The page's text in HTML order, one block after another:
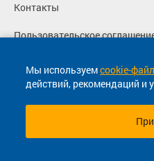
Мы используемcookie-
действий, рекомендаций и
Контакты
Пользовательское
Политика конфиденциальности
Согласие на маркетинговые
© 2013-2026, ООО "Капитал"-